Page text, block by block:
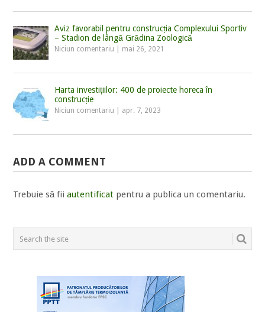
Aviz favorabil pentru construcția Complexului Sportiv
– Stadion de lângă Grădina Zoologică
Niciun comentariu mai 26, 2021
Harta investițiilor: 400 de proiecte horeca în
construcție
Niciun comentariu apr. 7, 2023
ADD A COMMENT
Trebuie să fiiautentificat pentru a publica un comentariu.